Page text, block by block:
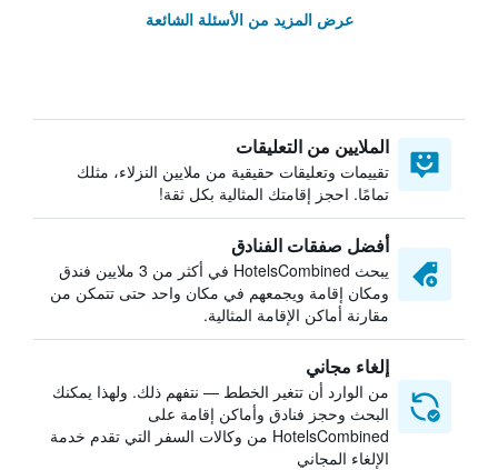
عرض المزيد من الأسئلة الشائعة
الملايين من التعليقات
تقييمات وتعليقات حقيقية من ملايين النزلاء، مثلك
تمامًا. احجز إقامتك المثالية بكل ثقة!
أفضل صفقات الفنادق
يبحث HotelsCombined في أكثر من 3 ملايين فندق
ومكان إقامة ويجمعهم في مكان واحد حتى تتمكن من
مقارنة أماكن الإقامة المثالية.
إلغاء مجاني
من الوارد أن تتغير الخطط — نتفهم ذلك. ولهذا يمكنك
البحث وحجز فنادق وأماكن إقامة على
HotelsCombined من وكالات السفر التي تقدم خدمة
الإلغاء المجاني